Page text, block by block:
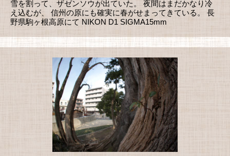
雪を割って、ザゼンソウが出ていた。 夜間はまだかなり冷
え込むが、 信州の原にも確実に春がせまってきている。 長
野県駒ヶ根高原にて NIKON D1 SIGMA15mm